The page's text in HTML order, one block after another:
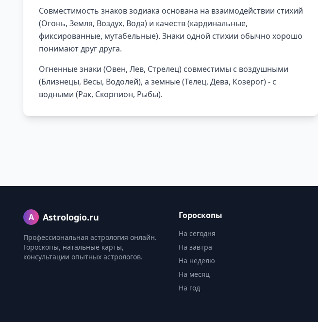
Совместимость знаков зодиака основана на взаимодействии стихий
(Огонь, Земля, Воздух, Вода) и качеств (кардинальные,
фиксированные, мутабельные). Знаки одной стихии обычно хорошо
понимают друг друга.
Огненные знаки (Овен, Лев, Стрелец) совместимы с воздушными
(Близнецы, Весы, Водолей), а земные (Телец, Дева, Козерог) - с
водными (Рак, Скорпион, Рыбы).
A Astrologio.ru
Профессиональная астрология онлайн.
Гороскопы, натальные карты,
консультации опытных астрологов.
Гороскопы
На сегодня
На завтра
На неделю
На месяц
На год